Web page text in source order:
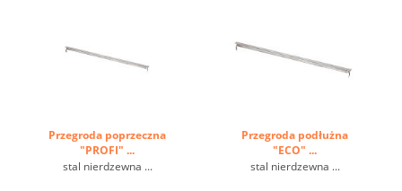
Przegroda poprzeczna
"PROFI" ...
stal nierdzewna ...
Przegroda podłużna
"ECO" ...
stal nierdzewna ...